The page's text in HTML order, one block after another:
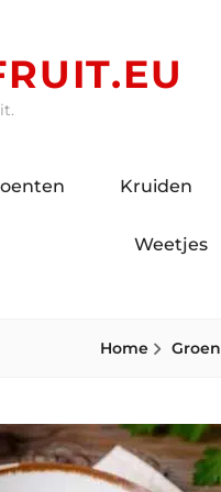
Kruiden
Weetjes
Home